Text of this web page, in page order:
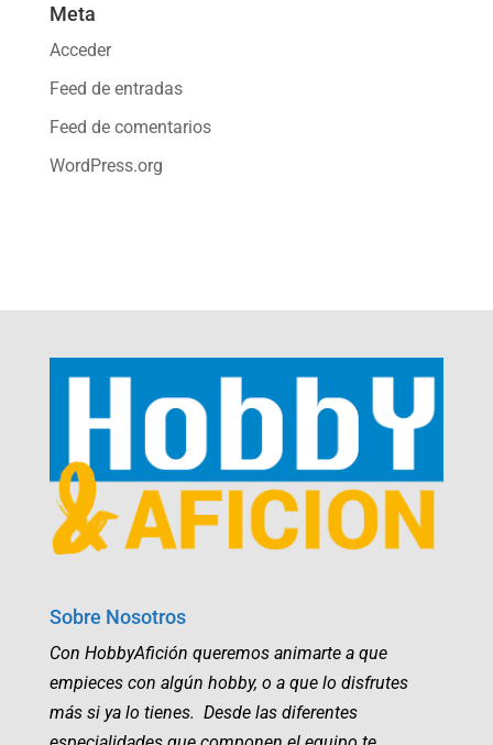
Meta
Acceder
Feed de entradas
Feed de comentarios
WordPress.org
Sobre Nosotros
Con HobbyAfición queremos animarte a que
empieces con algún hobby, o a que lo disfrutes
más si ya lo tienes. Desde las diferentes